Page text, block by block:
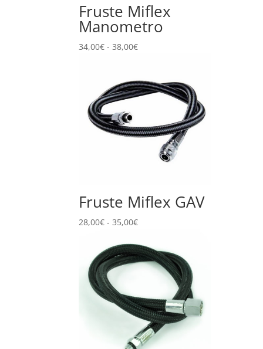
Fruste Miflex
Manometro
34,00€ - 38,00€Fascia
da
34,00€
38,00€
Fruste Miflex GAV
28,00€ - 35,00€Fascia
prezzo:
da
28,00€
35,00€